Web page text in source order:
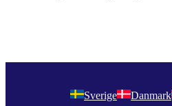
Sverige Danmark